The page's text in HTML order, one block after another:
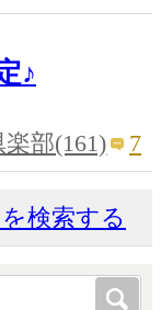
♪
部(161) 7
検索する